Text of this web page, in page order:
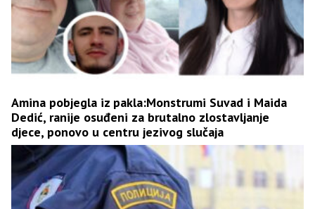
Amina pobjegla iz pakla:Monstrumi Suvad i Maida
Dedić, ranije osuđeni za brutalno zlostavljanje
djece, ponovo u centru jezivog slučaja